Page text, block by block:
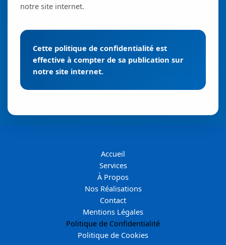
notre site internet.
Cette politique de confidentialité est
effective à compter de sa publication sur
notre site internet.
Accueil
Services
À Propos
Nos Réalisations
Contact
Mentions Légales
Politique de Confidentialité
Politique de Cookies